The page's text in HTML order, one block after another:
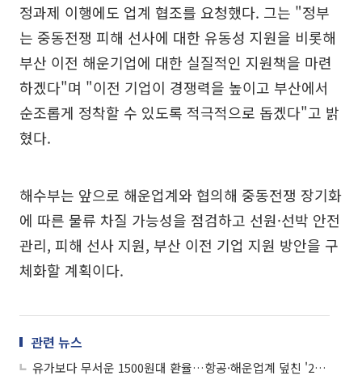
정과제 이행에도 업계 협조를 요청했다. 그는 "정부
는 중동전쟁 피해 선사에 대한 유동성 지원을 비롯해
부산 이전 해운기업에 대한 실질적인 지원책을 마련
하겠다"며 "이전 기업이 경쟁력을 높이고 부산에서
순조롭게 정착할 수 있도록 적극적으로 돕겠다"고 밝
혔다.
해수부는 앞으로 해운업계와 협의해 중동전쟁 장기화
에 따른 물류 차질 가능성을 점검하고 선원·선박 안전
관리, 피해 선사 지원, 부산 이전 기업 지원 방안을 구
체화할 계획이다.
관련 뉴스
유가보다 무서운 1500원대 환율…항공·해운업계 덮친 '2차 충격’